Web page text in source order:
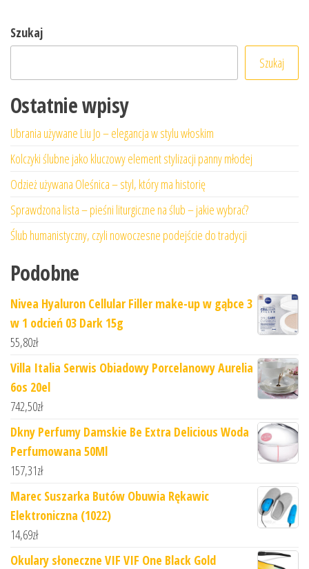
Szukaj
Szukaj
Ostatnie wpisy
Ubrania używane Liu Jo – elegancja w stylu włoskim
Kolczyki ślubne jako kluczowy element stylizacji panny młodej
Odzież używana Oleśnica – styl, który ma historię
Sprawdzona lista – pieśni liturgiczne na ślub – jakie wybrać?
Ślub humanistyczny, czyli nowoczesne podejście do tradycji
Podobne
Nivea Hyaluron Cellular Filler make-up w gąbce 3
w 1 odcień 03 Dark 15g
55,80zł
Villa Italia Serwis Obiadowy Porcelanowy Aurelia
6os 20el
742,50zł
Dkny Perfumy Damskie Be Extra Delicious Woda
Perfumowana 50Ml
157,31zł
Marec Suszarka Butów Obuwia Rękawic
Elektroniczna (1022)
14,69zł
Okulary słoneczne VIF VIF One Black Gold